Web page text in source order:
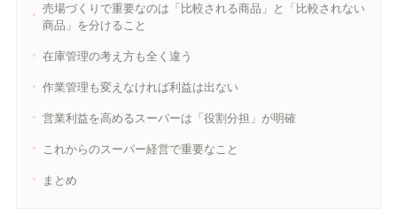
売場づくりで重要なのは「比較される商品」と「比較されない
商品」を分けること
在庫管理の考え方も全く違う
作業管理も変えなければ利益は出ない
営業利益を高めるスーパーは「役割分担」が明確
これからのスーパー経営で重要なこと
まとめ